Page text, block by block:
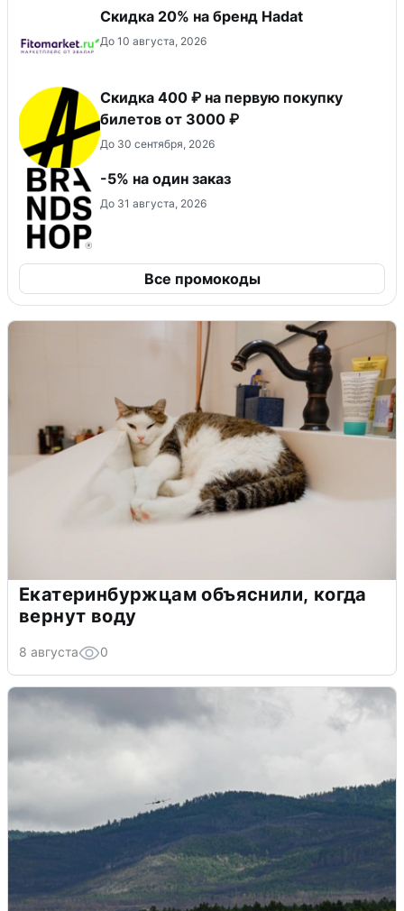
Скидка 20% на бренд Hadat
До 10 августа, 2026
Скидка 400 ₽ на первую покупку
билетов от 3000 ₽
До 30 сентября, 2026
-5% на один заказ
До 31 августа, 2026
Все промокоды
Екатеринбуржцам объяснили, когда
вернут воду
8 августа 0